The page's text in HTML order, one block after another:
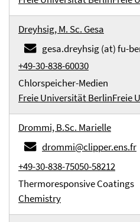
Dreyhsig, M. Sc. Gesa
gesa.dreyhsig (at) fu-
+49-30-838-60030
Chlorspeicher-Medien
Freie Universität BerlinFreie
Drommi, B.Sc. Marielle
drommi@clipper.ens.fr
+49-30-838-75050-58212
Thermoresponsive Coatings
Chemistry